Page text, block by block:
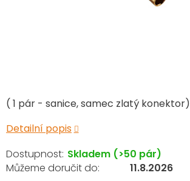
( 1 pár - sanice, samec zlatý konektor)
Detailní popis
Skladem (>50 pár)
11.8.2026